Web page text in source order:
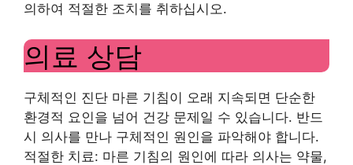
의하여 적절한 조치를 취하십시오.
의료 상담
구체적인 진단 마른 기침이 오래 지속되면 단순한
환경적 요인을 넘어 건강 문제일 수 있습니다. 반드
시 의사를 만나 구체적인 원인을 파악해야 합니다.
적절한 치료: 마른 기침의 원인에 따라 의사는 약물,